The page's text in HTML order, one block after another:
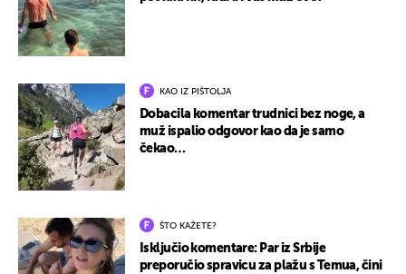
KAO IZ PIŠTOLJA
Dobacila komentar trudnici bez noge, a
muž ispalio odgovor kao da je samo
čekao…
ŠTO KAŽETE?
Isključio komentare: Par iz Srbije
preporučio spravicu za plažu s Temua, čini